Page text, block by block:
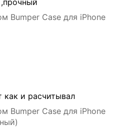
Bumper Case для iPhone
как и расчитывал
Bumper Case для iPhone